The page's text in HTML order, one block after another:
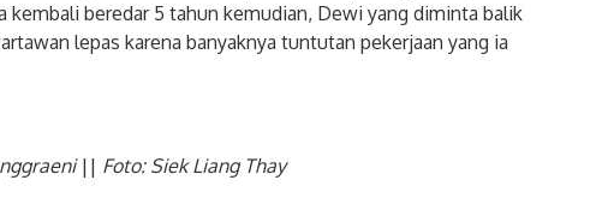
kembali beredar 5 tahun kemudian, Dewi yang diminta balik
lepas karena banyaknya tuntutan pekerjaan yang ia
|| Foto: Siek Liang Thay